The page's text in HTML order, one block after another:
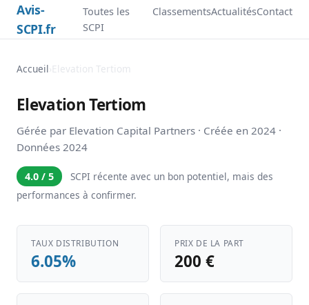
Avis-
SCPI.fr
Toutes les
SCPI
ClassementsActualitésContact
Accueil› Elevation Tertiom
Elevation Tertiom
Gérée par Elevation Capital Partners · Créée en 2024 ·
Données 2024
4.0 / 5
SCPI récente avec un bon potentiel, mais des
performances à confirmer.
TAUX DISTRIBUTION
6.05%
PRIX DE LA PART
200 €